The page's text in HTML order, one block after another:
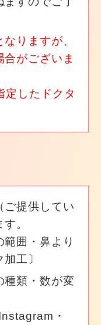
りますが、
がございま
定したドクタ
ご提供してい
。
範囲・鼻より
工〕
種類・数が変
・